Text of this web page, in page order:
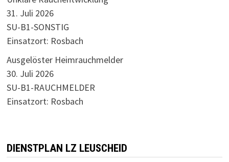
31. Juli 2026
SU-B1-SONSTIG
Einsatzort: Rosbach
Ausgelöster Heimrauchmelder
30. Juli 2026
SU-B1-RAUCHMELDER
Einsatzort: Rosbach
DIENSTPLAN LZ LEUSCHEID